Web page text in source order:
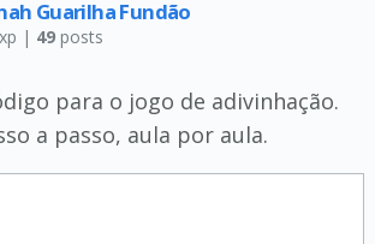
Guarilha Fundão
| 49posts
para o jogo de adivinhação.
a passo, aula por aula.